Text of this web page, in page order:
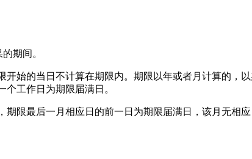
期间。
始的当日不计算在期限内。期限以年或者月计算的，
工作日为期限届满日。
限最后一月相应日的前一日为期限届满日，该月无相